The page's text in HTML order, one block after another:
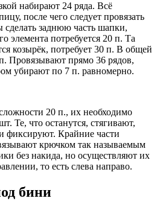
набирают 24 ряда. Всё
после чего следует провязать
сделать заднюю часть шапки,
элемента потребуется 20 п. Та
козырёк, потребует 30 п. В общей
Провязывают прямо 36 рядов,
убирают по 7 п. равномерно.
20 п., их необходимо
Те, что останутся, стягивают,
фиксируют. Крайние части
крючком так называемым
без накида, но осуществляют их
то есть слева направо.
бини